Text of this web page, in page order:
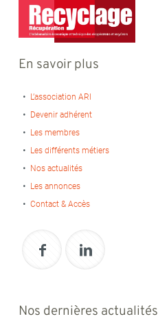
En savoir plus
L’association ARI
Devenir adhérent
Les membres
Les différents métiers
Nos actualités
Les annonces
Contact & Accès
Nos dernières actualités